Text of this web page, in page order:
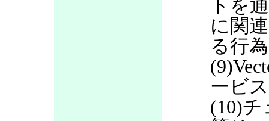
トを
に関
る行
ービ
(10)